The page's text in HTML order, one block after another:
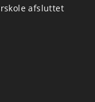
afsluttet